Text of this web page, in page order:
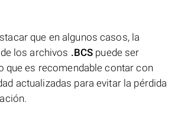
que en algunos casos, la
los archivos .BCS puede ser
que es recomendable contar con
actualizadas para evitar la pérdida